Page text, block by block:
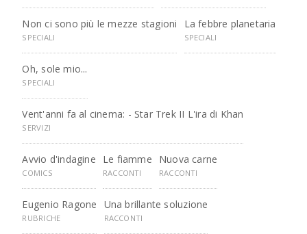
Non ci sono più le mezze stagioni
SPECIALI
La febbre planetaria
SPECIALI
Oh, sole mio...
SPECIALI
Vent'anni fa al cinema: - Star Trek II L'ira di Khan
SERVIZI
Avvio d'indagine
COMICS
Le fiamme
RACCONTI
Nuova carne
RACCONTI
Eugenio Ragone
RUBRICHE
Una brillante soluzione
RACCONTI